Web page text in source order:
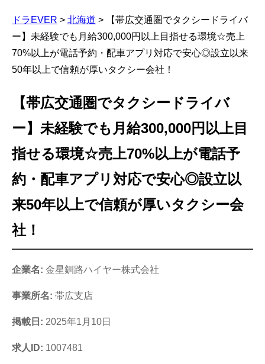
ドラEVER > 北海道 >
【帯広交通圏でタクシードライバ
ー】未経験でも月給300,000円以上目指せる環境☆売上
70%以上が電話予約・配車アプリ対応で安心◎設立以来
50年以上で信頼が厚いタクシー会社！
【帯広交通圏でタクシードライバ
ー】未経験でも月給300,000円以上目
指せる環境☆売上70%以上が電話予
約・配車アプリ対応で安心◎設立以
来50年以上で信頼が厚いタクシー会
社！
企業名: 金星釧路ハイヤー株式会社
事業所名: 帯広支店
掲載日: 2025年1月10日
求人ID: 1007481